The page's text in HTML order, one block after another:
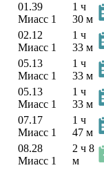
01.39
Миасс 1
1 ч
30 м
02.12
Миасс 1
1 ч
33 м
05.13
Миасс 1
1 ч
33 м
05.13
Миасс 1
1 ч
33 м
07.17
Миасс 1
1 ч
47 м
08.28
Миасс 1
2 ч 8
м